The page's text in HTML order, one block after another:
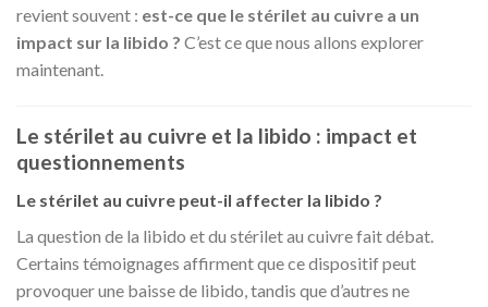
revient souvent : est-ce que le stérilet au cuivre a un
impact sur la libido ? C’est ce que nous allons explorer
maintenant.
Le stérilet au cuivre et la libido : impact et
questionnements
Le stérilet au cuivre peut-il affecter la libido ?
La question de la libido et du stérilet au cuivre fait débat.
Certains témoignages affirment que ce dispositif peut
provoquer une baisse de libido, tandis que d’autres ne